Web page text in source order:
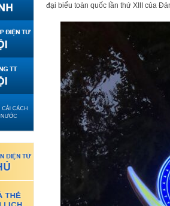
đại biểu toàn quốc lần thứ XIII của